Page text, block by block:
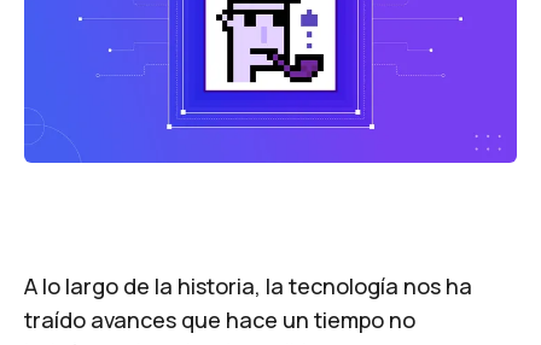
A lo largo de la historia, la tecnología nos ha
traído avances que hace un tiempo no